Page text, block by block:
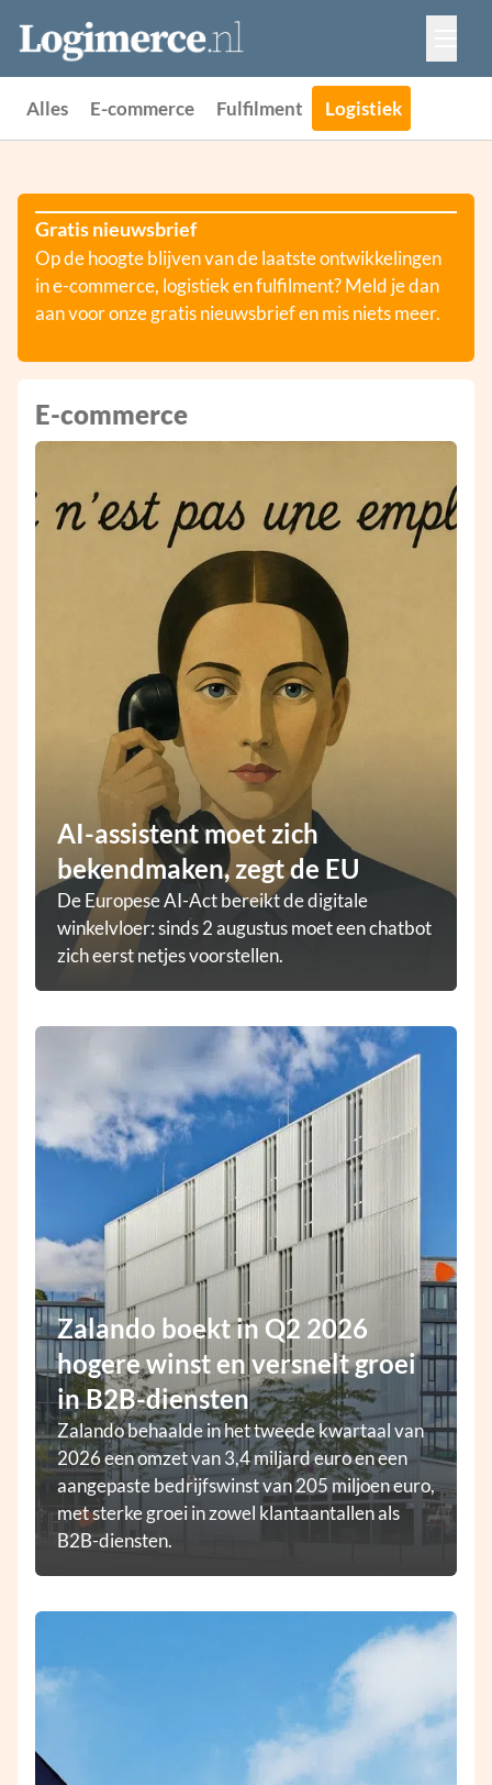
Vacatures
Events
Alles E-commerce Fulfilment Logistiek
Gratis nieuwsbrief
Op de hoogte blijven van de laatste ontwikkelingen
in e-commerce, logistiek en fulfilment? Meld je dan
aan voor onze gratis nieuwsbrief en mis niets meer.
E-commerce
AI-assistent moet zich
bekendmaken, zegt de EU
De Europese AI-Act bereikt de digitale
winkelvloer: sinds 2 augustus moet een chatbot
zich eerst netjes voorstellen.
Zalando boekt in Q2 2026
hogere winst en versnelt groei
in B2B-diensten
Zalando behaalde in het tweede kwartaal van
2026 een omzet van 3,4 miljard euro en een
aangepaste bedrijfswinst van 205 miljoen euro,
met sterke groei in zowel klantaantallen als
B2B-diensten.